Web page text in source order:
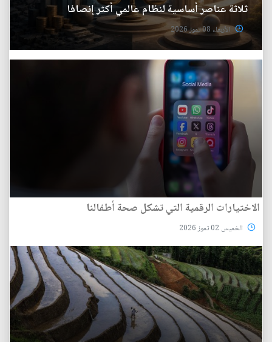
ثلاثة عناصر أساسية لنظام عالمي أكثر إنصافا
الأربعاء 08 تموز 2026
الاختيارات الرقمية التي تشكل صحة أطفالنا
الخميس 02 تموز 2026